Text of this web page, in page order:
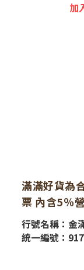
加
滿滿好貨為
票 內含5％
行號名稱：金
統一編號：